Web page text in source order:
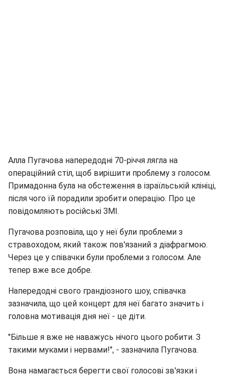
Алла Пугачова напередодні 70-річчя лягла на
операційний стіл, щоб вирішити проблему з голосом.
Примадонна була на обстеження в ізраїльській клініці,
після чого їй порадили зробити операцію. Про це
повідомляють російські ЗМІ.
Пугачова розповіла, що у неї були проблеми з
стравоходом, який також пов'язаний з діафрагмою.
Через це у співачки були проблеми з голосом. Але
тепер вже все добре.
Напередодні свого грандіозного шоу, співачка
зазначила, що цей концерт для неї багато значить і
головна мотивація дня неї - це діти.
"Більше я вже не наважусь нічого цього робити. З
такими муками і нервами!", - зазначила Пугачова.
Вона намагається берегти свої голосові зв'язки і